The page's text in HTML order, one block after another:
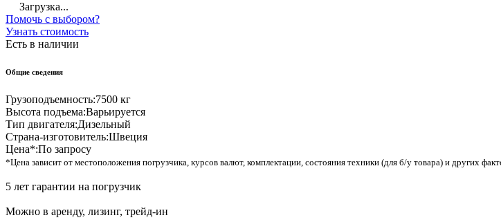
Загрузка...
Помочь с выбором?
Узнать стоимость
Есть в наличии
Общие сведения
Грузоподъемность:7500 кг
Высота подъема:Варьируется
Тип двигателя:Дизельный
Страна-изготовитель:Швеция
Цена*:По запросу
*Цена зависит от местоположения погрузчика, курсов валют, комплектации, состояния техники (для б/у товара) и других
5 лет гарантии на погрузчик
Можно в аренду, лизинг, трейд-ин